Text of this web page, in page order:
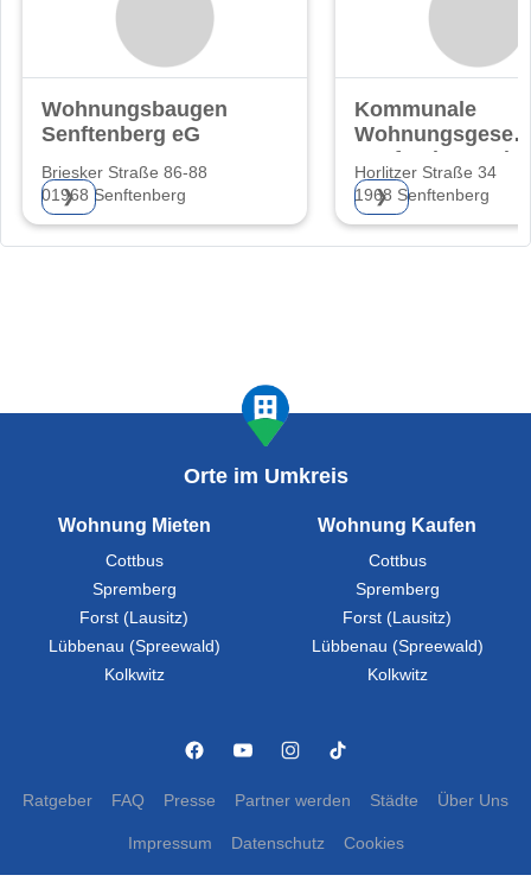
Wohnungsbaugenossenschaft
Senftenberg eG
Briesker Straße 86-88
01968 Senftenberg
❯
Kommunale
Senftenberg mbH
Horlitzer Straße 34
1968 Senftenberg
❯
Orte im Umkreis
Wohnung Mieten
Cottbus
Spremberg
Forst (Lausitz)
Lübbenau (Spreewald)
Kolkwitz
Wohnung Kaufen
Cottbus
Spremberg
Forst (Lausitz)
Lübbenau (Spreewald)
Kolkwitz
Ratgeber FAQ Presse Partner werden Städte Über Uns
Impressum Datenschutz Cookies